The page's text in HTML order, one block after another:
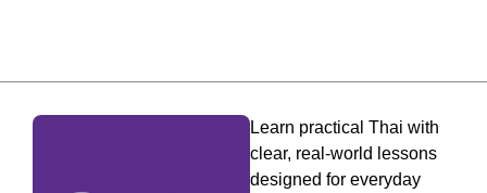
Learn practical Thai with
clear, real-world lessons
designed for everyday